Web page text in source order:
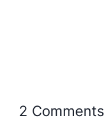
2 Comments